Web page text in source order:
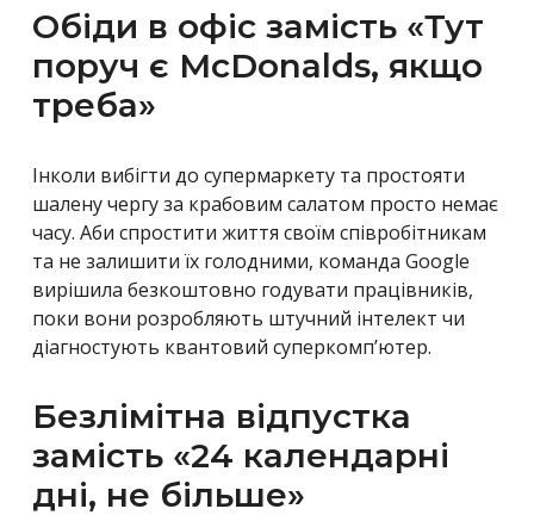
Обіди в офіс замість «Тут
поруч є McDonalds, якщо
треба»
Інколи вибігти до супермаркету та простояти
шалену чергу за крабовим салатом просто немає
часу. Аби спростити життя своїм співробітникам
та не залишити їх голодними, команда Google
вирішила безкоштовно годувати працівників,
поки вони розробляють штучний інтелект чи
діагностують квантовий суперкомп’ютер.
Безлімітна відпустка
замість «24 календарні
дні, не більше»